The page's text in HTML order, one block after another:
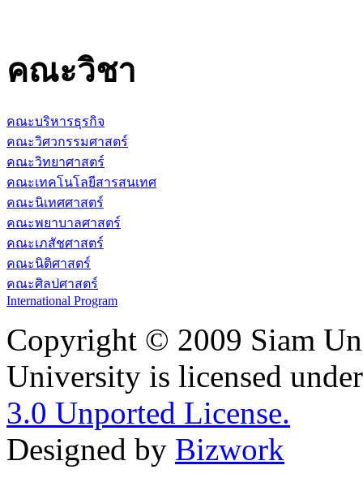
คณะวิชา
คณะบริหารธุรกิจ
คณะวิศวกรรมศาสตร์
คณะวิทยาศาสตร์
คณะเทคโนโลยีสารสนเทศ
คณะนิเทศศาสตร์
คณะพยาบาลศาสตร์
คณะเภสัชศาสตร์
คณะนิติศาสตร์
คณะศิลปศาสตร์
International Program
Copyright © 2009 Siam
University is licensed
3.0 Unported License.
Designed by Bizwork